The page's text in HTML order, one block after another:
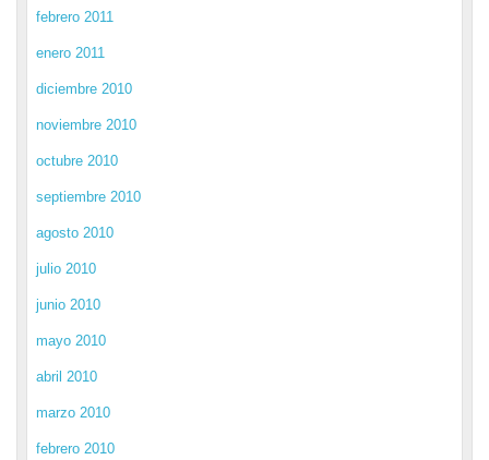
febrero 2011
enero 2011
diciembre 2010
noviembre 2010
octubre 2010
septiembre 2010
agosto 2010
julio 2010
junio 2010
mayo 2010
abril 2010
marzo 2010
febrero 2010